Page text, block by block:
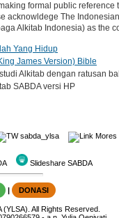
formal public reference
acknowldege The
Alkitab Indonesia) as the
Yang Hidup
James Version) Bible
Alkitab dengan ratusan
SABDA versi HP
sabda_ylsa Mores
Slideshare SABDA
| DONASI
(YLSA). All Rights Reserved.